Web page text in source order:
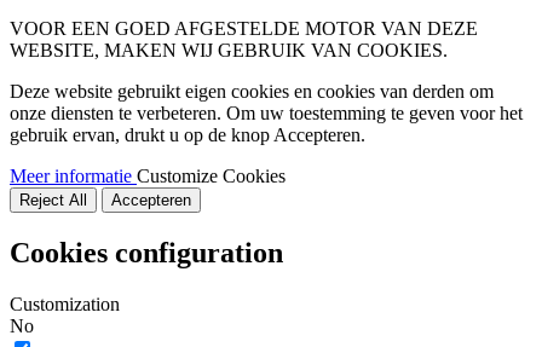
VOOR EEN GOED AFGESTELDE MOTOR VAN DEZE
WEBSITE, MAKEN WIJ GEBRUIK VAN COOKIES.
Deze website gebruikt eigen cookies en cookies van derden om
onze diensten te verbeteren. Om uw toestemming te geven voor het
gebruik ervan, drukt u op de knop Accepteren.
Meer informatie Customize Cookies
Reject All Accepteren
Cookies configuration
Customization
No